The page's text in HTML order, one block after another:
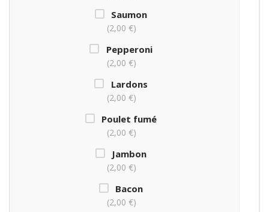
Saumon
2,00 €
Pepperoni
2,00 €
Lardons
2,00 €
Poulet fumé
2,00 €
Jambon
2,00 €
Bacon
2,00 €